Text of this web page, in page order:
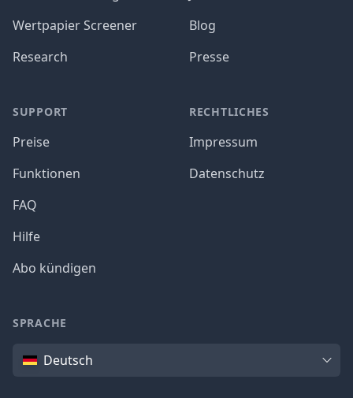
Wertpapier Screener
Research
SUPPORT
Preise
Funktionen
FAQ
Hilfe
Abo kündigen
Blog
Presse
RECHTLICHES
Impressum
Datenschutz
SPRACHE
SpracheDeutsch